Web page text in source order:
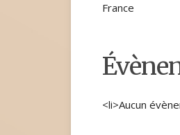
France
<li>Aucun